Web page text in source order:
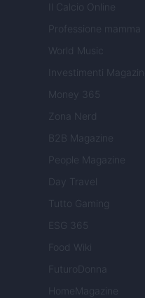
Il Calcio Online
Professione mamma
World Music
Investimenti Magazine
Money 365
Zona Nerd
B2B Magazine
People Magazine
Day Travel
Tutto Gaming
ESG 365
Food Wiki
FuturoDonna
HomeMagazine